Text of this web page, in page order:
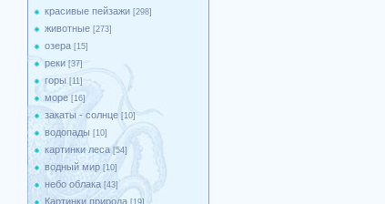
красивые пейзажи [298]
животные [273]
озера [15]
реки [37]
горы [11]
море [16]
закаты - солнце [10]
водопады [10]
картинки леса [54]
водный мир [10]
небо облака [43]
Картинки природа [19]